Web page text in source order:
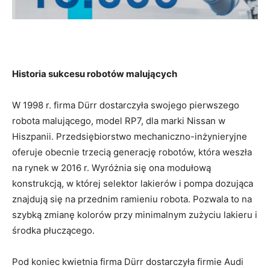
Historia sukcesu robotów malujących
W 1998 r. firma Dürr dostarczyła swojego pierwszego
robota malującego, model RP7, dla marki Nissan w
Hiszpanii. Przedsiębiorstwo mechaniczno-inżynieryjne
oferuje obecnie trzecią generację robotów, która weszła
na rynek w 2016 r. Wyróżnia się ona modułową
konstrukcją, w której selektor lakierów i pompa dozująca
znajdują się na przednim ramieniu robota. Pozwala to na
szybką zmianę kolorów przy minimalnym zużyciu lakieru i
środka płuczącego.
Pod koniec kwietnia firma Dürr dostarczyła firmie Audi